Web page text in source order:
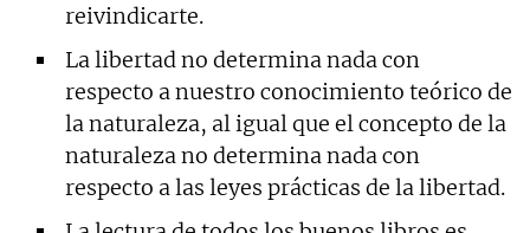
reivindicarte.
La libertad no determina nada con
respecto a nuestro conocimiento teórico de
la naturaleza, al igual que el concepto de la
naturaleza no determina nada con
respecto a las leyes prácticas de la libertad.